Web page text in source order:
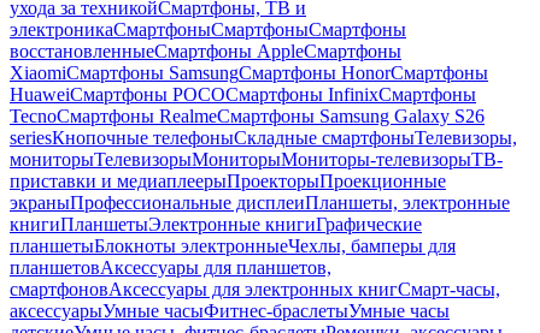
ухода за техникойСмартфоны, ТВ и
электроникаСмартфоныСмартфоныСмартфоны
восстановленныеСмартфоны AppleСмартфоны
XiaomiСмартфоны SamsungСмартфоны HonorСмартфоны
HuaweiСмартфоны POCOСмартфоны InfinixСмартфоны
TecnoСмартфоны RealmeСмартфоны Samsung Galaxy S26
seriesКнопочные телефоныСкладные смартфоныТелевизоры,
мониторыТелевизорыМониторыМониторы-телевизорыТВ-
приставки и медиаплеерыПроекторыПроекционные
экраныПрофессиональные дисплеиПланшеты, электронные
книгиПланшетыЭлектронные книгиГрафические
планшетыБлокноты электронныеЧехлы, бамперы для
планшетовАксессуары для планшетов,
смартфоновАксессуары для электронных книгСмарт-часы,
аксессуарыУмные часыФитнес-браслетыУмные часы